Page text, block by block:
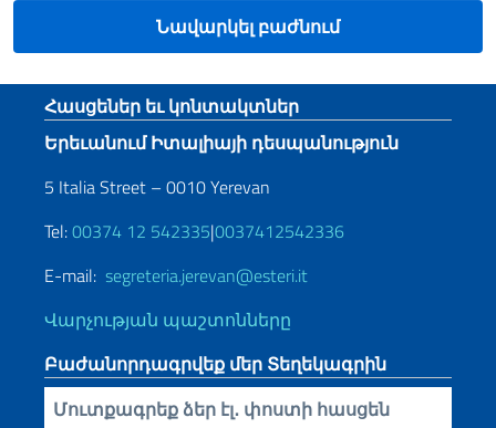
Նավարկել բաժնում
Footer section
Հասցեներ եւ կոնտակտներ
Երեւանում Իտալիայի դեսպանություն
5 Italia Street – 0010 Yerevan
Tel:00374 12 542335|0037412542336
E-mail: segreteria.jerevan@esteri.it
Վարչության պաշտոնները
Բաժանորդագրվեք մեր Տեղեկագրին
Inserisci la tua email